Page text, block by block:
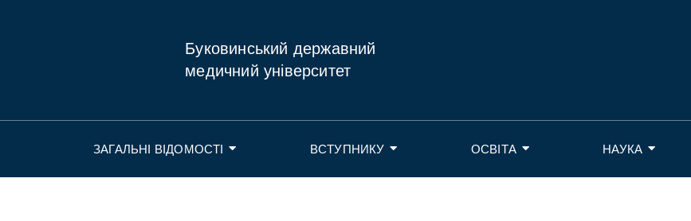
Буковинський державний
медичний університет
ЗАГАЛЬНІ ВІДОМОСТІ ВСТУПНИКУ ОСВІТА НАУКА